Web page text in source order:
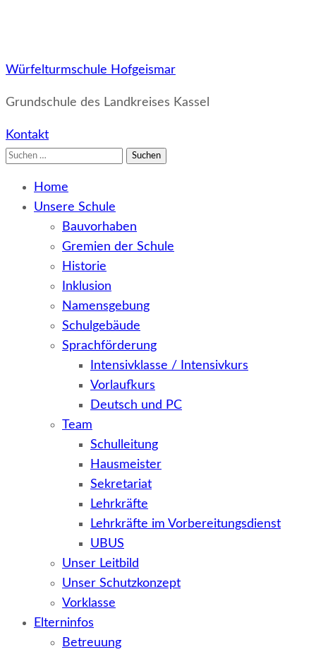
Würfelturmschule Hofgeismar
Grundschule des Landkreises Kassel
Kontakt
Suchen
Home
Unsere Schule
Bauvorhaben
Gremien der Schule
Historie
Inklusion
Namensgebung
Schulgebäude
Sprachförderung
Intensivklasse / Intensivkurs
Vorlaufkurs
Deutsch und PC
Team
Schulleitung
Hausmeister
Sekretariat
Lehrkräfte
Lehrkräfte im Vorbereitungsdienst
UBUS
Unser Leitbild
Unser Schutzkonzept
Vorklasse
Elterninfos
Betreuung